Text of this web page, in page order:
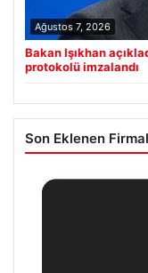
Ağustos 7, 2026
Bakan Işıkhan
protokolü imzalandı
Son Eklenen